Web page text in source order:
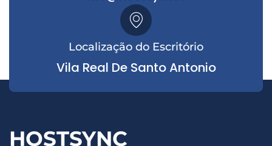
Localização do Escritório
Vila Real De Santo Antonio
HOSTSYNC